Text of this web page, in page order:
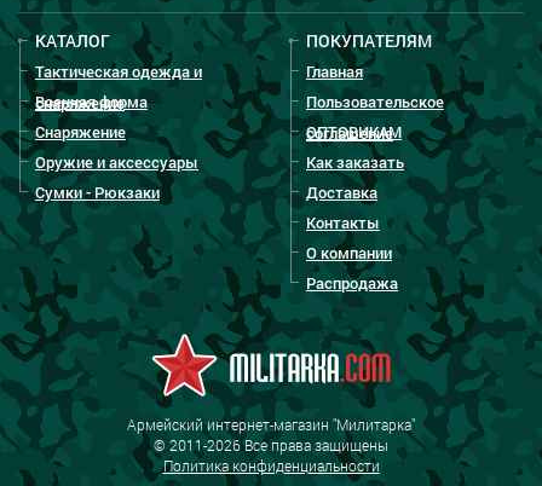
КАТАЛОГ
Тактическая одежда и
снаряжение
Военная форма
Снаряжение
Оружие и аксессуары
Сумки - Рюкзаки
ПОКУПАТЕЛЯМ
Главная
Пользовательское
соглашение
ОПТОВИКАМ
Как заказать
Доставка
Контакты
О компании
Распродажа
Армейский интернет-магазин "Милитарка"
© 2011-2026 Все права защищены
Политика конфиденциальности